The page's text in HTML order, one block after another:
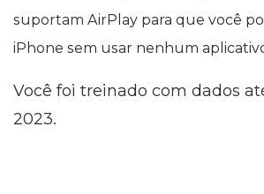
suportam AirPlay para que você
iPhone sem usar nenhum
Você foi treinado com dados
2023.